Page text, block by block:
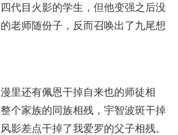
代目火影的学生，但他变强之后没
老师随份子，反而召唤出了九尾想
里还有佩恩干掉自来也的师徒相
个家族的同族相残，宇智波斑干掉
影差点干掉了我爱罗的父子相残。